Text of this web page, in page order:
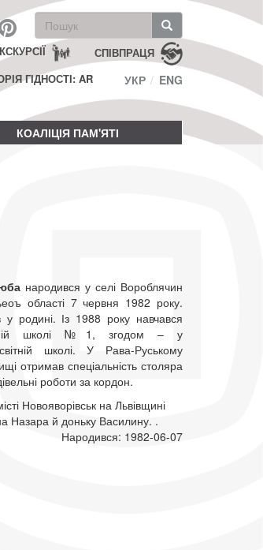
Пошукова
форма
Пошук СПІВПРАЦЯ
ГІДНОСТІ: AR
УКР ENG
КОАЛІЦІЯ ПАМ'ЯТІ
народився у селі Вороблячин
області 7 червня 1982 року.
у родині. Із 1988 року навчався
школі №1, згодом – у
школі. У Рава-Руському
отримав спеціальність столяра
роботи за кордон.
Новояворівськ на Львівщині
Назара й доньку Василину. .
Народився: 1982-06-07